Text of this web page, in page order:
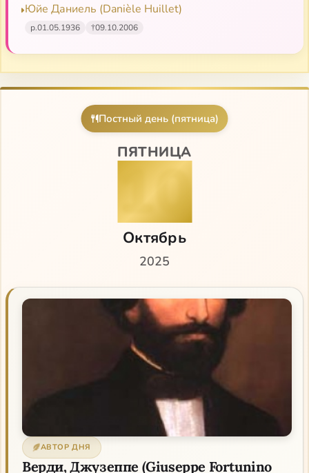
Юйе Даниель (Danièle Huillet)
р.01.05.1936 †09.10.2006
Постный день (пятница)
ПЯТНИЦА
10
Октябрь
2025
АВТОР ДНЯ
Верди, Джузеппе (Giuseppe Fortunino